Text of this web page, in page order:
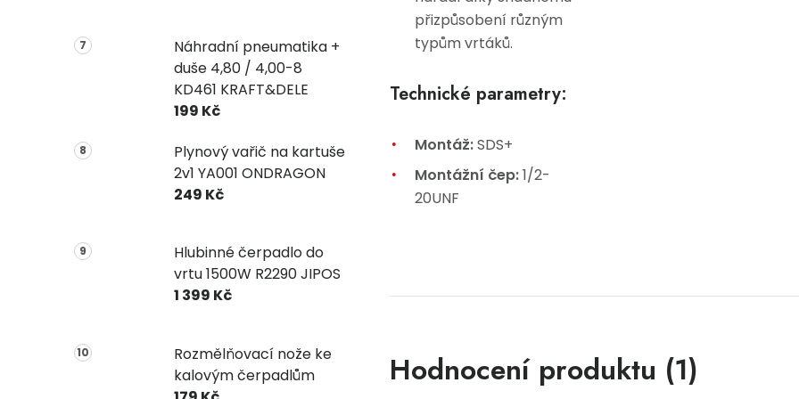
Náhradní pneumatika +
duše 4,80 / 4,00-8
KD461 KRAFT&DELE
199 Kč
Plynový vařič na kartuše
2v1 YA001 ONDRAGON
249 Kč
Hlubinné čerpadlo do
vrtu 1500W R2290 JIPOS
1 399 Kč
Rozmělňovací nože ke
kalovým čerpadlům
přizpůsobení různým
typům vrtáků.
Technické parametry:
Montáž:SDS+
Montážní čep:1/2-
20UNF
Hodnocení produktu (1)
Výpis hodnocení